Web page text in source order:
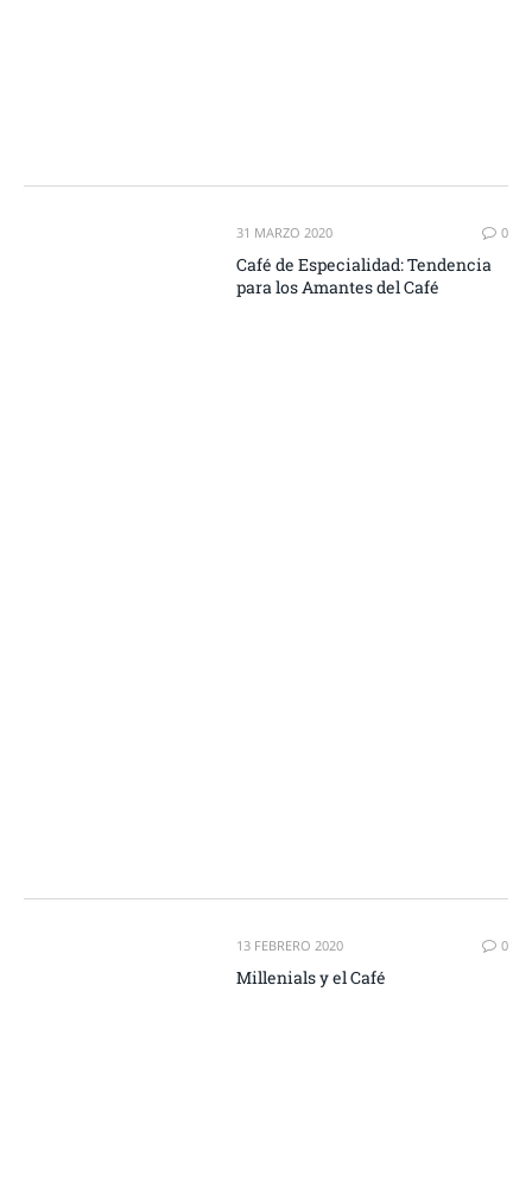
31 MARZO 2020 0
Café de Especialidad: Tendencia
para los Amantes del Café
13 FEBRERO 2020 0
Millenials y el Café